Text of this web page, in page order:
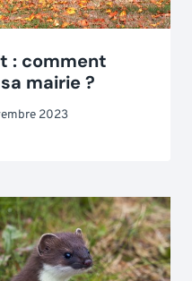
: comment
mairie ?
2023